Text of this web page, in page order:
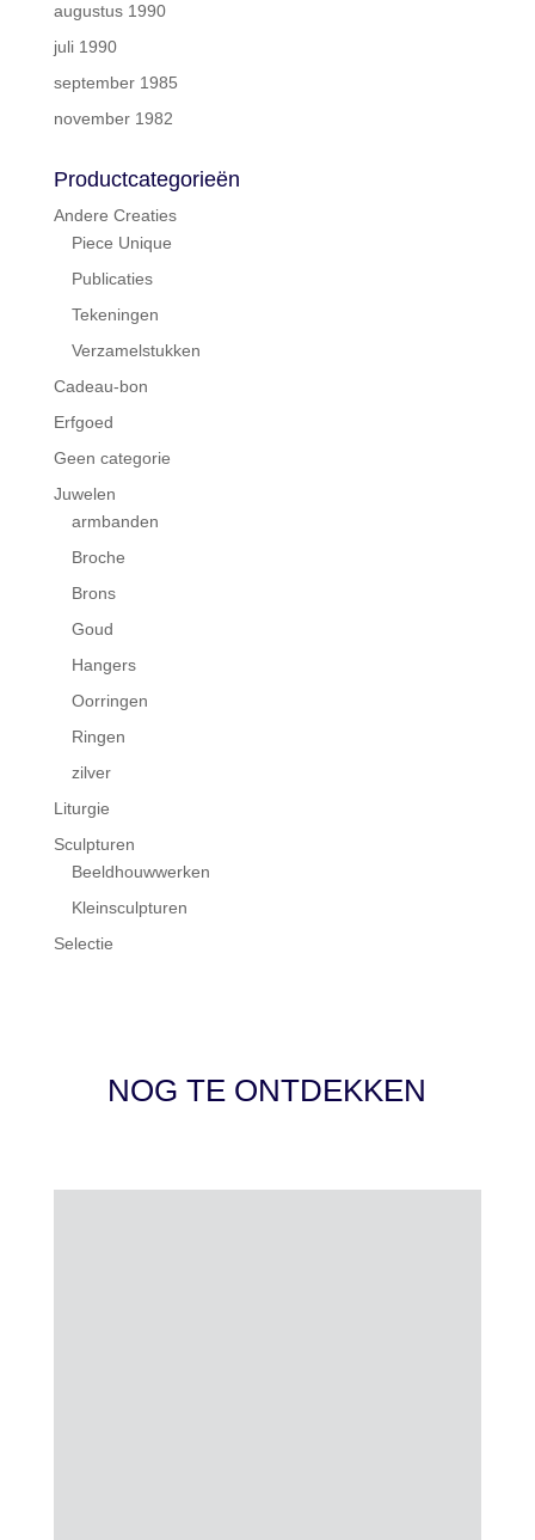
augustus 1990
juli 1990
september 1985
november 1982
Productcategorieën
Andere Creaties
Piece Unique
Publicaties
Tekeningen
Verzamelstukken
Cadeau-bon
Erfgoed
Geen categorie
Juwelen
armbanden
Broche
Brons
Goud
Hangers
Oorringen
Ringen
zilver
Liturgie
Sculpturen
Beeldhouwwerken
Kleinsculpturen
Selectie
NOG TE ONTDEKKEN